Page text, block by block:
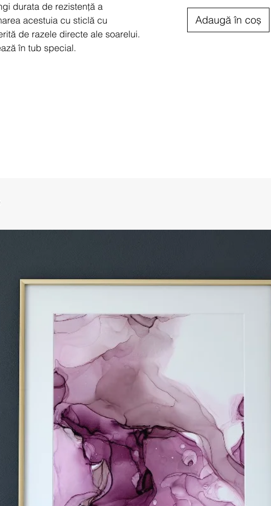
durata de rezistență a
acestuia cu sticlă cu
de razele directe ale soarelui.
în tub special.
Adaugă în coș